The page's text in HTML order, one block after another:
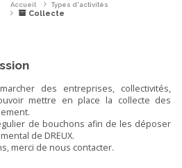
Accueil Types d'activités
Collecte
des entreprises, collectivités,
mettre en place la collecte des
de bouchons afin de les déposer
de DREUX.
merci de nous contacter.